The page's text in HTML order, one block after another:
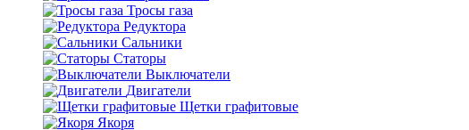
Тросы газа
Редуктора
Сальники
Статоры
Выключатели
Двигатели
Щетки графитовые
Якоря